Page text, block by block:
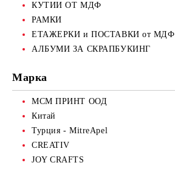
КУТИИ ОТ МДФ
РАМКИ
ЕТАЖЕРКИ и ПОСТАВКИ от МДФ
АЛБУМИ ЗА СКРАПБУКИНГ
Марка
МСМ ПРИНТ ООД
Китай
Турция - MitreApel
CREATIV
JOY CRAFTS